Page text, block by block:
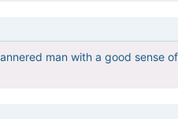
man with a good sense